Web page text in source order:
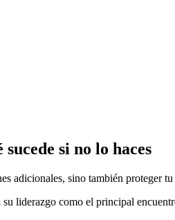
si no lo haces
adicionales, sino también proteger tu